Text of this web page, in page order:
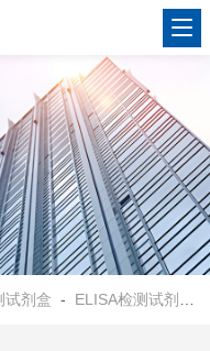
试剂盒 - ELISA检测试剂盒